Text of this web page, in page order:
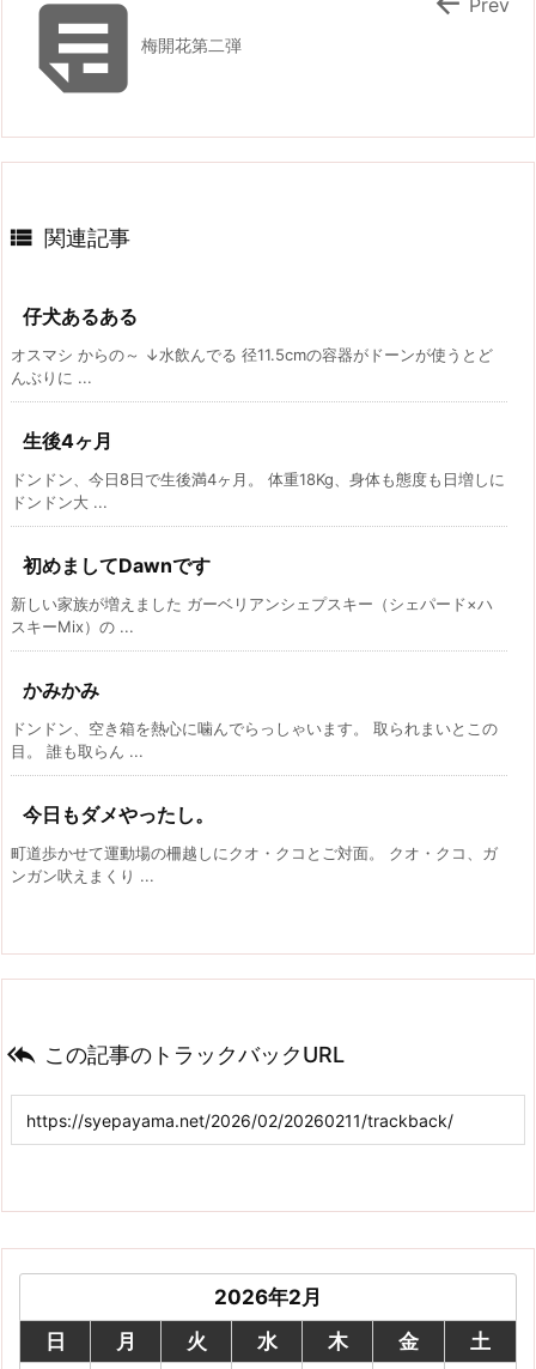
梅開花第二弾
 関連記事
仔犬あるある
オスマシ からの～ ↓水飲んでる 径11.5cmの容器がドーンが使うとど
んぶりに ...
生後4ヶ月
ドンドン、今日8日で生後満4ヶ月。 体重18Kg、身体も態度も日増しに
ドンドン大 ...
初めましてDawnです
新しい家族が増えました ガーベリアンシェプスキー（シェパード×ハ
スキーMix）の ...
かみかみ
ドンドン、空き箱を熱心に噛んでらっしゃいます。 取られまいとこの
目。 誰も取らん ...
今日もダメやったし。
町道歩かせて運動場の柵越しにクオ・クコとご対面。 クオ・クコ、ガ
ンガン吠えまくり ...
 この記事のトラックバックURL
2026年2月
日
月 火 水 木 金
土